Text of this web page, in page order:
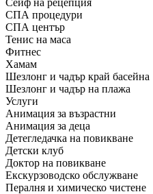
Сейф на рецепция
СПА процедури
СПА център
Тенис на маса
Фитнес
Хамам
Шезлонг и чадър край басейна
Шезлонг и чадър на плажа
Услуги
Анимация за възрастни
Анимация за деца
Детегледачка на повикване
Детски клуб
Доктор на повикване
Екскурзоводско обслужване
Пералня и химическо чистене